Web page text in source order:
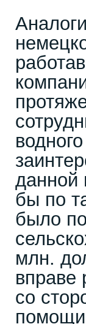
данной
бы по
было
млн.
вправе
со